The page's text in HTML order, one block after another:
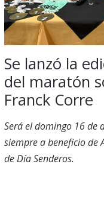
Se lanzó la
del maratón
Franck Corre
Será el domingo 16 de
siempre a beneficio de
de Día Senderos.